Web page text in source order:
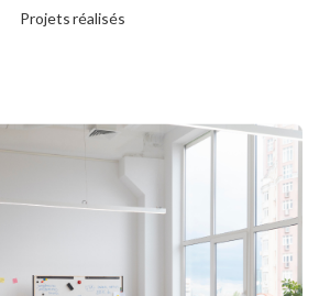
Projets réalisés